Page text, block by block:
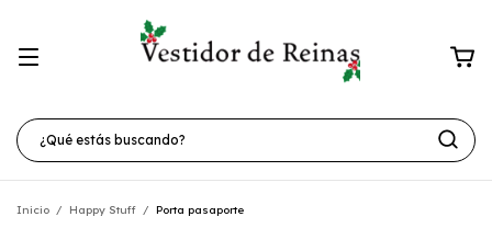
Inicio / Happy Stuff / Porta pasaporte